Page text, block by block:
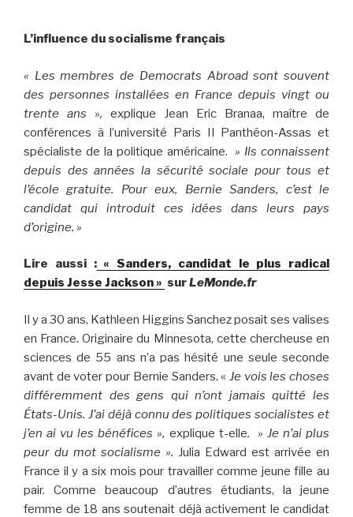
L’influence du socialisme français
« Les membres de Democrats Abroad sont souvent
des personnes installées en France depuis vingt ou
trente ans », explique Jean Eric Branaa, maître de
conférences à l’université Paris II Panthéon-Assas et
spécialiste de la politique américaine. » Ils connaissent
depuis des années la sécurité sociale pour tous et
l’école gratuite. Pour eux, Bernie Sanders, c’est le
candidat qui introduit ces idées dans leurs pays
d’origine. »
Lire aussi :« Sanders, candidat le plus radical
depuis Jesse Jackson » surLeMonde.fr
Il y a 30 ans, Kathleen Higgins Sanchez posait ses valises
en France. Originaire du Minnesota, cette chercheuse en
sciences de 55 ans n’a pas hésité une seule seconde
avant de voter pour Bernie Sanders. « Je vois les choses
différemment des gens qui n’ont jamais quitté les
États-Unis. J’ai déjà connu des politiques socialistes et
j’en ai vu les bénéfices », explique t-elle. » Je n’ai plus
peur du mot socialisme ». Julia Edward est arrivée en
France il y a six mois pour travailler comme jeune fille au
pair. Comme beaucoup d’autres étudiants, la jeune
femme de 18 ans soutenait déjà activement le candidat